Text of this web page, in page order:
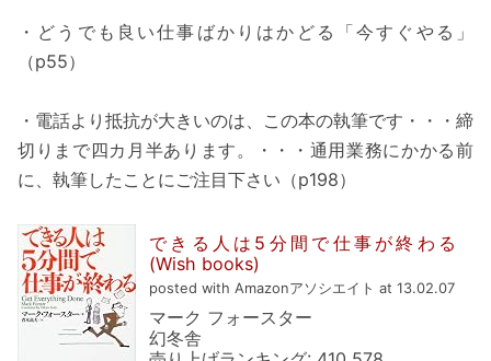
・どうでも良い仕事ばかりはかどる「今すぐやる」
（p55）
・電話より抵抗が大きいのは、この本の執筆です・・・締
切りまで四カ月半あります。・・・通用業務にかかる前
に、執筆したことにご注目下さい（p198）
できる人は5分間で仕事が終わる
(Wish books)
posted with Amazonアソシエイト at 13.02.07
マーク フォースター
幻冬舎